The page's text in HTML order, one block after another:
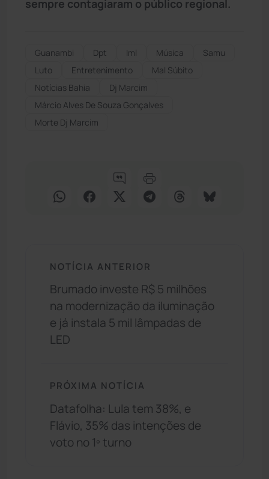
sempre contagiaram o público regional.
Guanambi Dpt Iml Música
Samu
Luto
Entretenimento
Mal Súbito
Notícias Bahia
Dj Marcim
Márcio Alves De Souza Gonçalves
Morte Dj Marcim
NOTÍCIA ANTERIOR
Brumado investe R$ 5 milhões
na modernização da iluminação
e já instala 5 mil lâmpadas de
LED
PRÓXIMA NOTÍCIA
Datafolha: Lula tem 38%, e
Flávio, 35% das intenções de
voto no 1º turno